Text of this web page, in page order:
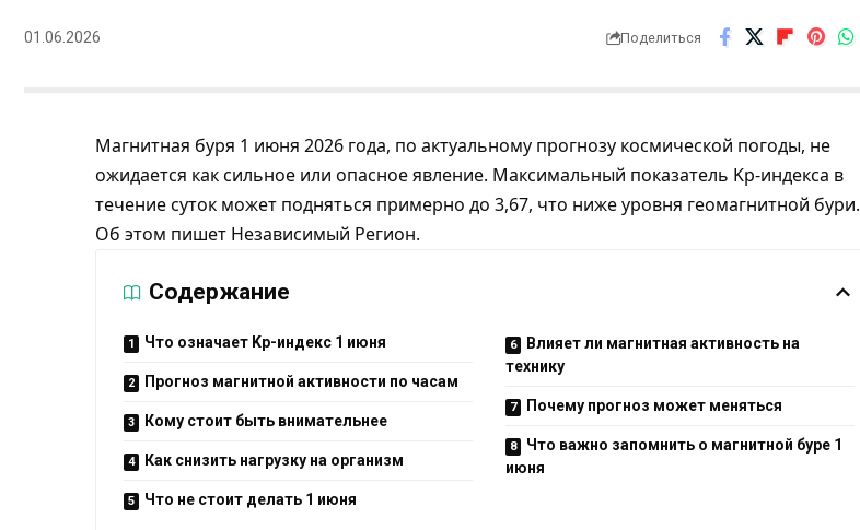
01.06.2026 Поделиться
Магнитная буря 1 июня 2026 года, по актуальному прогнозу космической погоды, не
ожидается как сильное или опасное явление. Максимальный показатель Kp-индекса в
течение суток может подняться примерно до 3,67, что ниже уровня геомагнитной бури.
Об этом пишет Независимый Регион.
Содержание
Что означает Kp-индекс 1 июня
Прогноз магнитной активности по часам
Кому стоит быть внимательнее
Как снизить нагрузку на организм
Что не стоит делать 1 июня
Влияет ли магнитная активность на
технику
Почему прогноз может меняться
Что важно запомнить о магнитной буре 1
июня